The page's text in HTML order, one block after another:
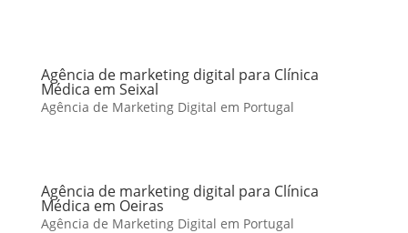
Agência de marketing digital para Clínica
Médica em Seixal
Agência de Marketing Digital em Portugal
Agência de marketing digital para Clínica
Médica em Oeiras
Agência de Marketing Digital em Portugal